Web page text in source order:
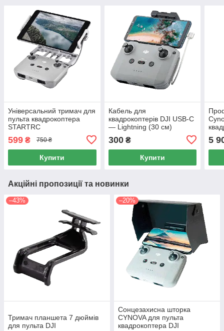
Універсальний тримач для
пульта квадрокоптера
STARTRC
599 ₴ 750 ₴
Купити
Кабель для
квадрокоптерів DJI USB-C
— Lightning (30 см)
300₴
Купити
5
Акційні пропозиції та новинки
–43%
Тримач планшета 7 дюймів
для пульта DJI
–20%
Сонцезахисна шторка
CYNOVA для пульта
квадрокоптера DJI